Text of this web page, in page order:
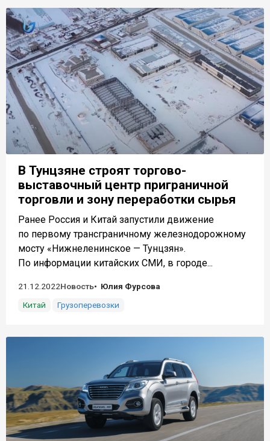
В Тунцзяне строят торгово-
выставочный центр приграничной
торговли и зону переработки сырья
Ранее Россия и Китай запустили движение
по первому трансграничному железнодорожному
мосту «Нижнеленинское — Тунцзян».
По информации китайских СМИ, в городе...
21.12.2022Новость
Юлия Фурсова
Китай
Грузоперевозки